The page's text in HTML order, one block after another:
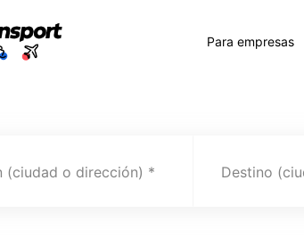
Para empresas
(ciudad o dirección) Destino